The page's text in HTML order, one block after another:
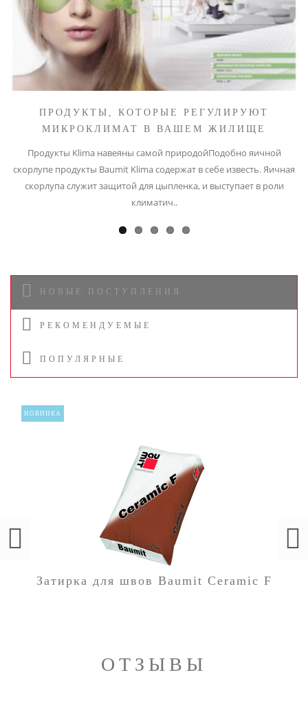
ПРОДУКТЫ, КОТОРЫЕ РЕГУЛИРУЮТ
МИКРОКЛИМАТ В ВАШЕМ ЖИЛИЩЕ
Продукты Klima навеяны самой природойПодобно яичной
скорлупе продукты Baumit Klima содержат в себе известь. Яичная
скорлупа служит защитой для цыпленка, и выступает в роли
климатич..
НОВЫЕ ПОСТУПЛЕНИЯ
РЕКОМЕНДУЕМЫЕ
ПОПУЛЯРНЫЕ
НОВИНКА
Затирка для швов Baumit Ceramic F
ОТЗЫВЫ